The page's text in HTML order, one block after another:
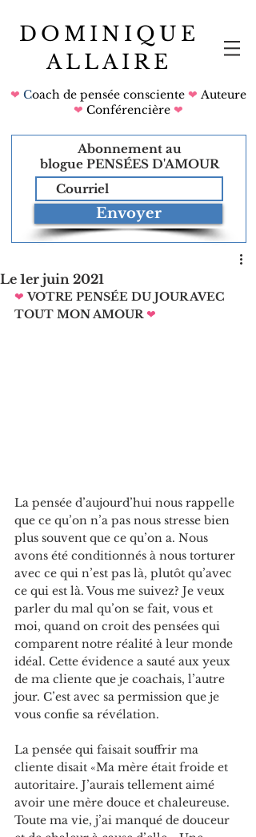
DOMINIQUE
ALLAIRE
❤ Coach de pensée consciente ❤ Auteure
❤ Conférencière ❤
Abonnement au
blogue PENSÉES D'AMOUR
Envoyer
Le 1er juin 2021
❤ VOTRE PENSÉE DU JOUR AVEC
TOUT MON AMOUR ❤
La pensée d’aujourd’hui nous rappelle
que ce qu’on n’a pas nous stresse bien
plus souvent que ce qu’on a. Nous
avons été conditionnés à nous torturer
avec ce qui n’est pas là, plutôt qu’avec
ce qui est là. Vous me suivez? Je veux
parler du mal qu’on se fait, vous et
moi, quand on croit des pensées qui
comparent notre réalité à leur monde
idéal. Cette évidence a sauté aux yeux
de ma cliente que je coachais, l’autre
jour. C’est avec sa permission que je
vous confie sa révélation.
La pensée qui faisait souffrir ma
cliente disait «Ma mère était froide et
autoritaire. J’aurais tellement aimé
avoir une mère douce et chaleureuse.
Toute ma vie, j’ai manqué de douceur